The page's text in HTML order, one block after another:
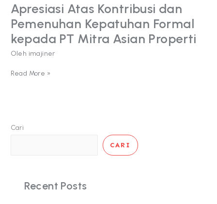
Apresiasi Atas Kontribusi dan
Pemenuhan Kepatuhan Formal
kepada PT Mitra Asian Properti
Oleh imajiner
Apresiasi
Atas
Kontribusi
dan
Pemenuhan
Kepatuhan
kepada
Read More »
Cari
CARI
Recent Posts